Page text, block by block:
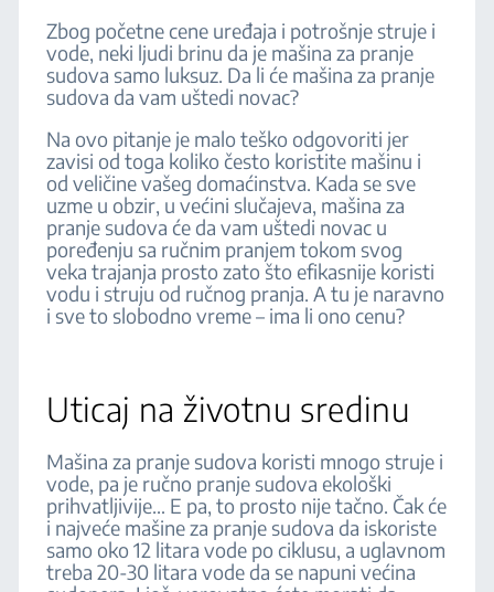
Zbog početne cene uređaja i potrošnje struje i
vode, neki ljudi brinu da je mašina za pranje
sudova samo luksuz. Da li će mašina za pranje
sudova da vam uštedi novac?
Na ovo pitanje je malo teško odgovoriti jer
zavisi od toga koliko često koristite mašinu i
od veličine vašeg domaćinstva. Kada se sve
uzme u obzir, u većini slučajeva, mašina za
pranje sudova će da vam uštedi novac u
poređenju sa ručnim pranjem tokom svog
veka trajanja prosto zato što efikasnije koristi
vodu i struju od ručnog pranja. A tu je naravno
i sve to slobodno vreme – ima li ono cenu?
Uticaj na životnu sredinu
Mašina za pranje sudova koristi mnogo struje i
vode, pa je ručno pranje sudova ekološki
prihvatljivije… E pa, to prosto nije tačno. Čak će
i najveće mašine za pranje sudova da iskoriste
samo oko 12 litara vode po ciklusu, a uglavnom
treba 20-30 litara vode da se napuni većina